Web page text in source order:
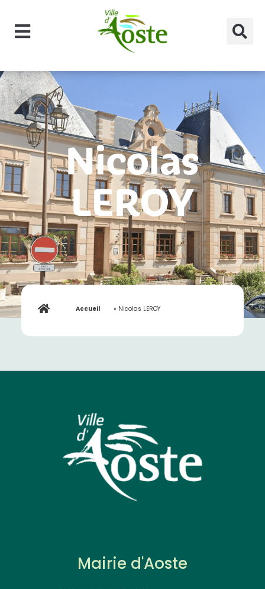
Nicolas
LEROY
Accueil » Nicolas LEROY
Mairie d'Aoste